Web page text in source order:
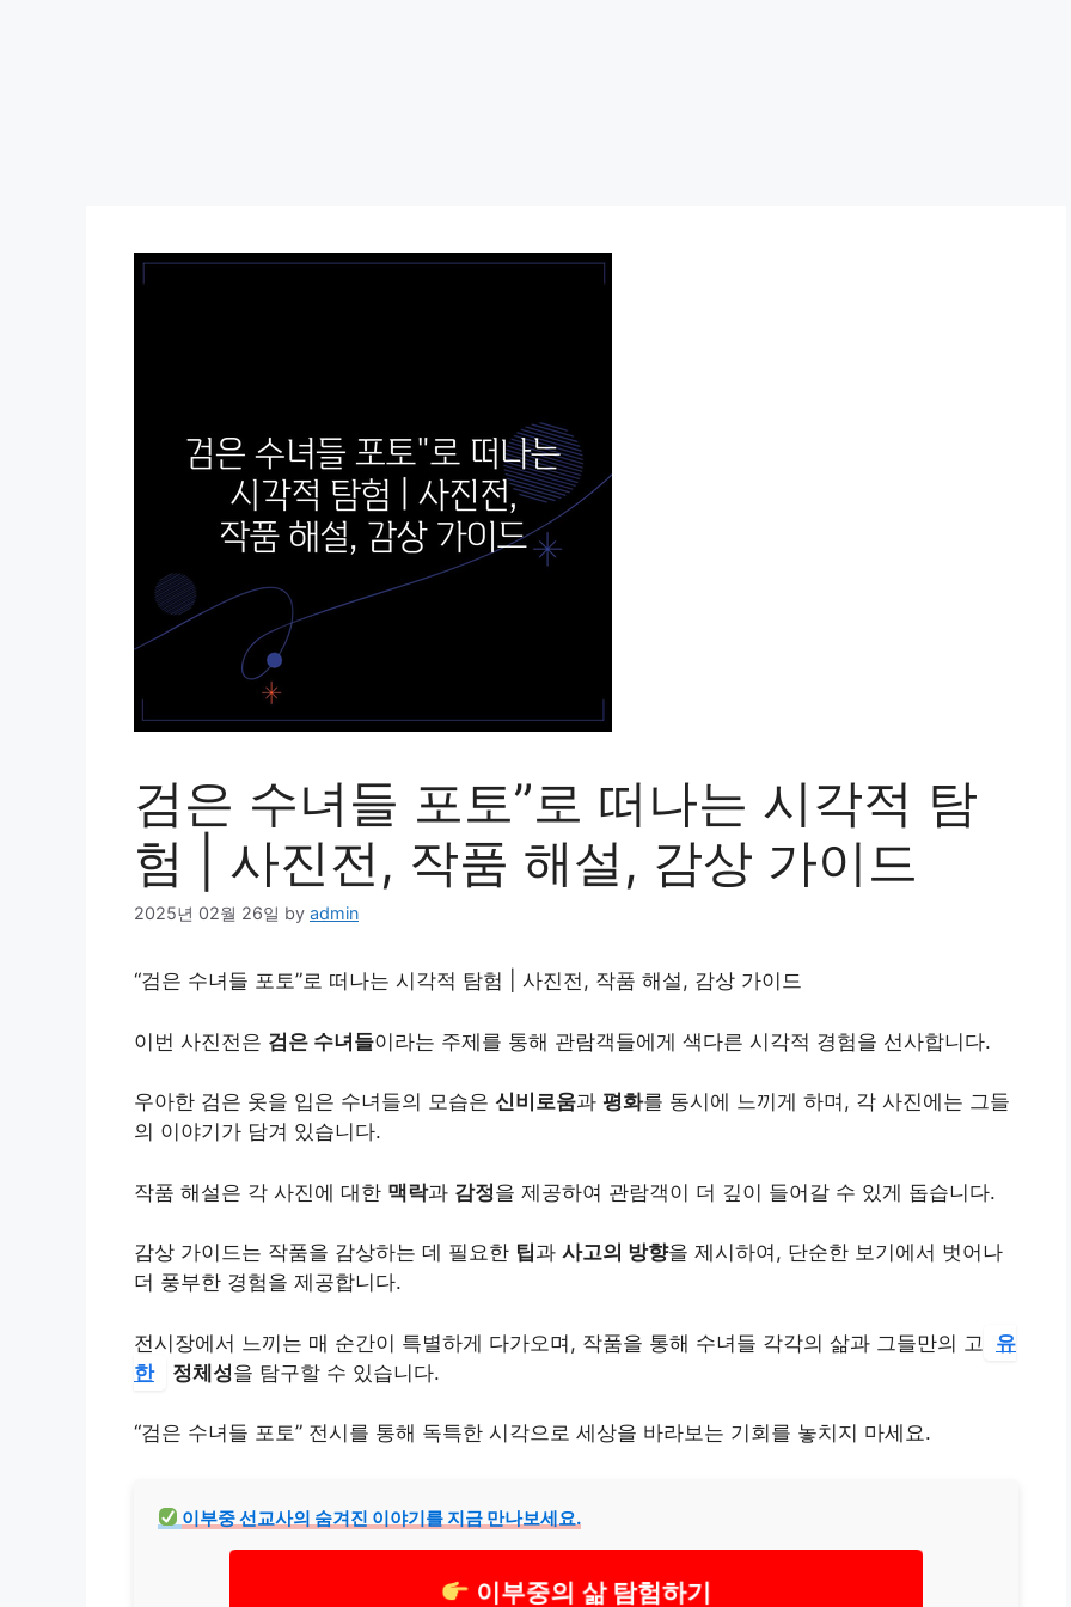
검은 수녀들 포토”로 떠나는 시각적 탐
험 | 사진전, 작품 해설, 감상 가이드
2025년 02월 26일 by admin
“검은 수녀들 포토”로 떠나는 시각적 탐험 | 사진전, 작품 해설, 감상 가이드
이번 사진전은 검은 수녀들이라는 주제를 통해 관람객들에게 색다른 시각적 경험을 선사합니다.
우아한 검은 옷을 입은 수녀들의 모습은 신비로움과 평화를 동시에 느끼게 하며, 각 사진에는 그들
의 이야기가 담겨 있습니다.
작품 해설은 각 사진에 대한 맥락과 감정을 제공하여 관람객이 더 깊이 들어갈 수 있게 돕습니다.
감상 가이드는 작품을 감상하는 데 필요한 팁과 사고의 방향을 제시하여, 단순한 보기에서 벗어나
더 풍부한 경험을 제공합니다.
전시장에서 느끼는 매 순간이 특별하게 다가오며, 작품을 통해 수녀들 각각의 삶과 그들만의 고
유
한
정체성을 탐구할 수 있습니다.
“검은 수녀들 포토” 전시를 통해 독특한 시각으로 세상을 바라보는 기회를 놓치지 마세요.
이부중 선교사의 숨겨진 이야기를 지금 만나보세요.
이부중의 삶 탐험하기